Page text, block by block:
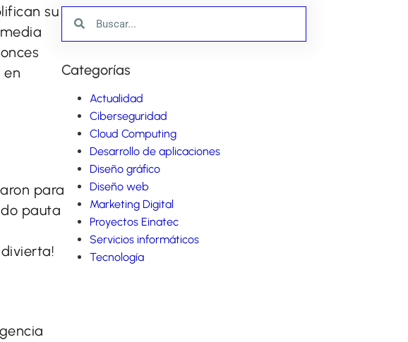
su
en
para
pauta
Categorías
Actualidad
Ciberseguridad
Cloud Computing
Desarrollo de aplicaciones
Diseño gráfico
Diseño web
Marketing Digital
Proyectos Einatec
Servicios informáticos
Tecnología